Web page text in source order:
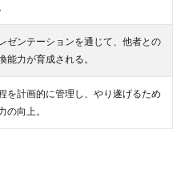
ゼンテーションを通じて、他者との
能力が育成される。
を計画的に管理し、やり遂げるため
の向上。